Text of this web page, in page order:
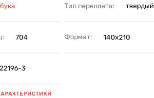
Тип переплета: твердый
704 Формат: 140х210
3